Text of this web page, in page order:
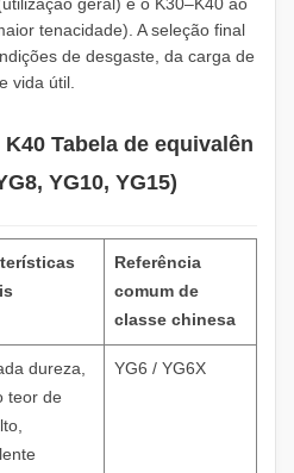
geral) e o K30–K40 ao
tenacidade). A seleção final
de desgaste, da carga de
vida útil.
Tabela de equivalên
YG10, YG15)
Referência
comum de
classe chinesa
dureza,
teor de
YG6 / YG6X